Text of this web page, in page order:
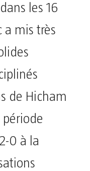
les 16
a mis très
de Hicham
0 à la